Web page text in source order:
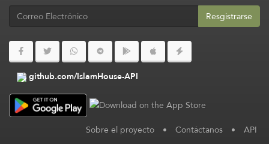
Resgistrarse
github.com/IslamHouse-API
Sobre el proyecto • Contáctanos • API